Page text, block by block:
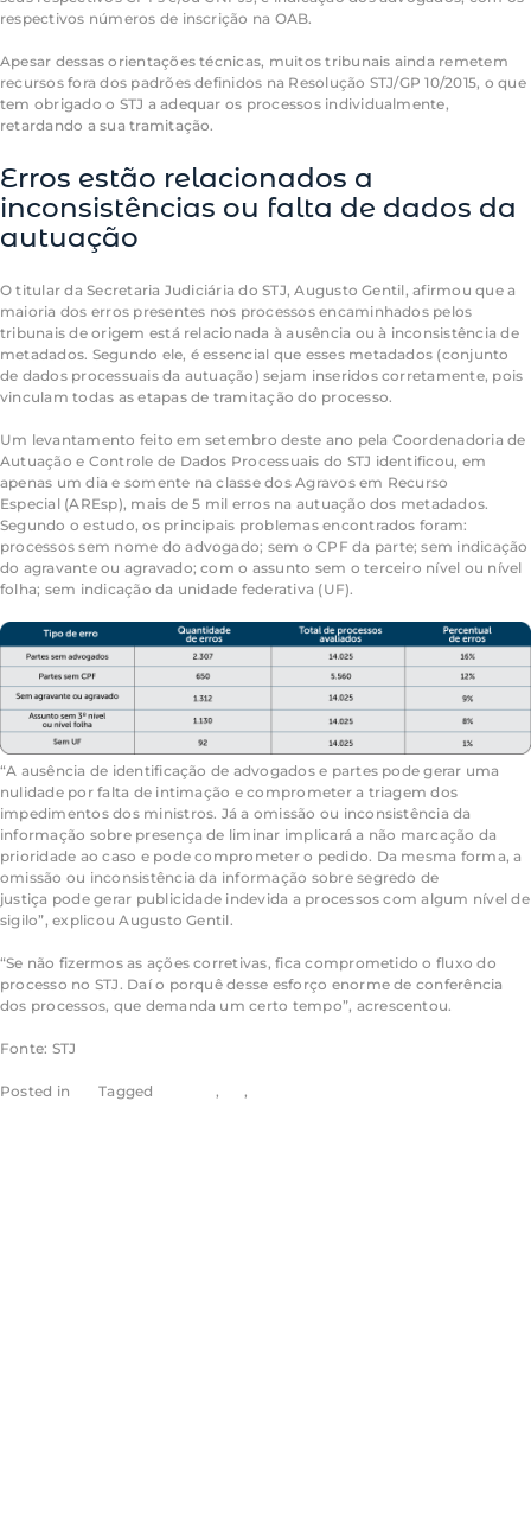
respectivos números de inscrição na OAB.
Apesar dessas orientações técnicas, muitos tribunais ainda remetem
recursos fora dos padrões definidos na Resolução STJ/GP 10/2015, o que
tem obrigado o STJ a adequar os processos individualmente,
retardando a sua tramitação.
Erros estão relacionados a
inconsistências ou falta de dados da
autuação
O titular da Secretaria Judiciária do STJ, Augusto Gentil, afirmou que a
maioria dos erros presentes nos processos encaminhados pelos
tribunais de origem está relacionada à ausência ou à inconsistência de
metadados. Segundo ele, é essencial que esses metadados (conjunto
de dados processuais da autuação) sejam inseridos corretamente, pois
vinculam todas as etapas de tramitação do processo.
Um levantamento feito em setembro deste ano pela Coordenadoria de
Autuação e Controle de Dados Processuais do STJ identificou, em
apenas um dia e somente na classe dosAgravos em Recurso
Especial(AREsp), mais de 5 mil erros na autuação dos metadados.
Segundo o estudo, os principais problemas encontrados foram:
processos sem nome do advogado; sem o CPF da parte; sem indicação
do agravante ou agravado; com o assunto sem o terceiro nível ou nível
folha; sem indicação da unidade federativa (UF).
“A ausência de identificação de advogados e partes pode gerar uma
nulidade por falta de intimação e comprometer a triagem dos
impedimentos dos ministros. Já a omissão ou inconsistência da
informação sobre presença de liminar implicará a não marcação da
prioridade ao caso e pode comprometer o pedido. Da mesma forma, a
omissão ou inconsistência da informação sobresegredo de
justiça pode gerar publicidade indevida a processos com algum nível de
sigilo”, explicou Augusto Gentil.
“Se não fizermos as ações corretivas, fica comprometido o fluxo do
processo no STJ. Daí o porquê desse esforço enorme de conferência
dos processos, que demanda um certo tempo”, acrescentou.
Fonte: STJ
Posted in STJTagged , ,